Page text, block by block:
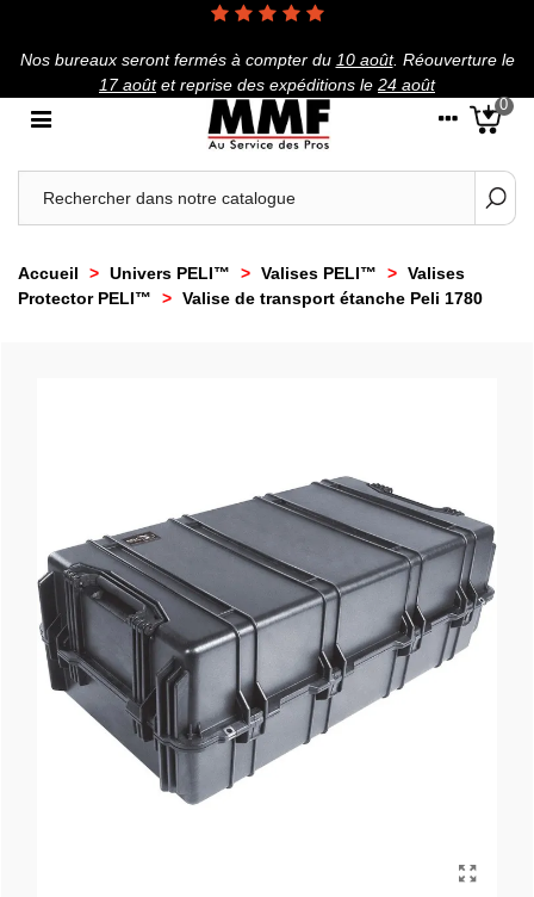
Nos bureaux seront fermés à compter du 10 août. Réouverture le
17 aoûtet reprise des expéditions le 24 août
0
Accueil > Univers PELI™ > Valises PELI™ > Valises
Protector PELI™
> Valise de transport étanche Peli 1780